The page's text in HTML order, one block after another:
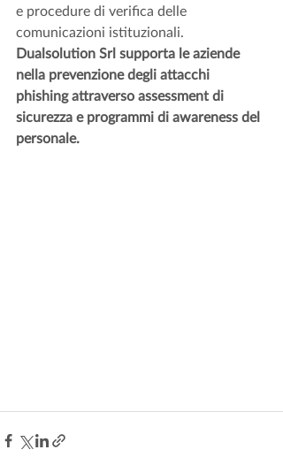
e procedure di verifica delle
comunicazioni istituzionali.
Dualsolution Srl supporta le aziende
nella prevenzione degli attacchi
phishing attraverso assessment di
sicurezza e programmi di awareness del
personale.